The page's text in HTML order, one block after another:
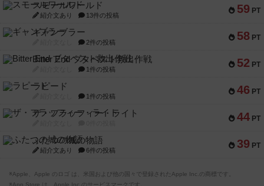
59 PT
スモールワールド
紹介文あり 13件の投稿
58 PT
ギャンブラー
2件の投稿
52 PT
Bitter End ブタペスト救出作戦
1件の投稿
46 PT
ラピード
1件の投稿
44 PT
ザ・フラッフィー・ライト
39 PT
ふたつの城の物語
紹介文あり 6件の投稿
※Apple、Apple のロゴ は、米国および他の国々で登録されたApple Inc.の商標です。
※App Store は、Apple Inc.のサービスマークです。